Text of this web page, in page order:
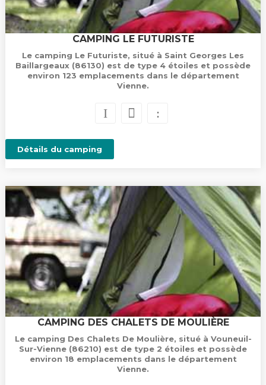
CAMPING LE FUTURISTE
Le camping Le Futuriste, situé à Saint Georges Les
Baillargeaux (86130) est de type 4 étoiles et possède
environ 123 emplacements dans le département
Vienne.
Détails du camping
CAMPING DES CHALETS DE MOULIÈRE
Le camping Des Chalets De Moulière, situé à Vouneuil-
Sur-Vienne (86210) est de type 2 étoiles et possède
environ 18 emplacements dans le département
Vienne.